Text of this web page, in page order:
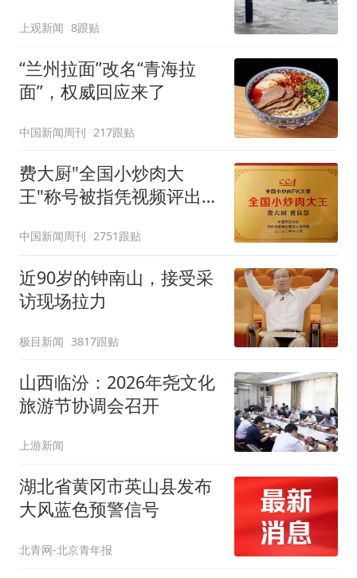
上观新闻 8跟贴
“兰州拉面”改名“青海拉
面”，权威回应来了
中国新闻周刊 217跟贴
费大厨"全国小炒肉大
王"称号被指凭视频评出
中国新闻周刊 2751跟贴
近90岁的钟南山，接受采
访现场拉力
极目新闻 3817跟贴
山西临汾：2026年尧文化
旅游节协调会召开
上游新闻
湖北省黄冈市英山县发布
大风蓝色预警信号
北青网-北京青年报